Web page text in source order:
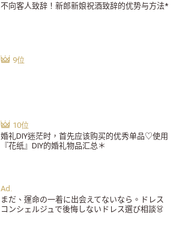
不向客人致辞！新郎新娘祝酒致辞的优势与方法*
婚礼DIY迷茫时，首先应该购买的优秀单品♡使用
『花纸』DIY的婚礼物品汇总＊
まだ、運命の一着に出会えてないなら。ドレス
コンシェルジュで後悔しないドレス選び相談👗